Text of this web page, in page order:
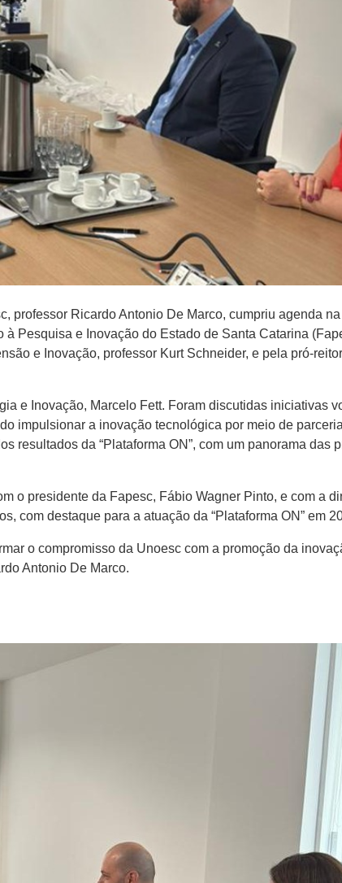
professor Ricardo Antonio De Marco, cumpriu agenda
Pesquisa e Inovação do Estado de Santa Catarina
e Inovação, professor Kurt Schneider, e pela pró-
e Inovação, Marcelo Fett. Foram discutidas iniciativas
impulsionar a inovação tecnológica por meio de
resultados da “Plataforma ON”, com um panorama das
o presidente da Fapesc, Fábio Wagner Pinto, e com a
com destaque para a atuação da “Plataforma ON” em
o compromisso da Unoesc com a promoção da
Antonio De Marco.